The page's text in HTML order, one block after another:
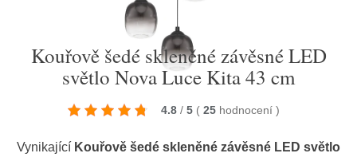
Kouřově šedé skleněné závěsné LED
světlo Nova Luce Kita 43 cm
4.8 / 5 ( 25 hodnocení )
Vynikající Kouřově šedé skleněné závěsné LED světlo